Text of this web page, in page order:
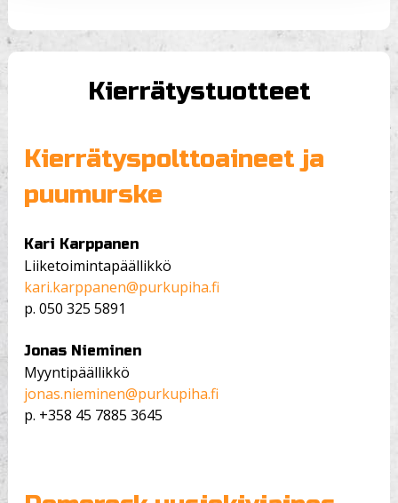
Kierrätystuotteet
Kierrätyspolttoaineet ja
puumurske
Kari Karppanen
Liiketoimintapäällikkö
kari.karppanen@purkupiha.fi
p.050 325 5891
Jonas Nieminen
Myyntipäällikkö
jonas.nieminen@purkupiha.fi
p. +358 45 7885 3645